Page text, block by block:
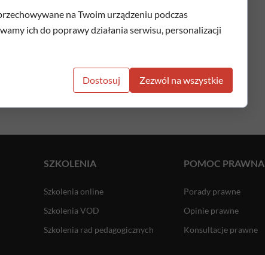
POMOC PRAWNA
Porady prawne
Opinie prawne
Konsultacje prawne
SZKOLENIA
Szkolenia online
Szkolenia VOD
Szkolenia rad pedagogicznych
na Twoim urządzeniu podczas
ich do poprawy działania serwisu, personalizacji
Dostosuj Zezwól na wszystkie